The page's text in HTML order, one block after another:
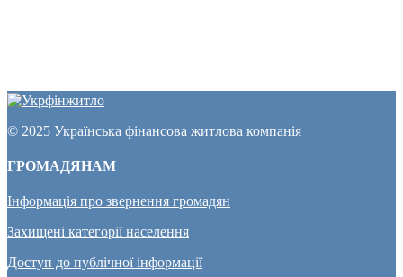
© 2025 Українська фінансова житлова компанія
ГРОМАДЯНАМ
Інформація про звернення громадян
Захищені категорії населення
Доступ до публічної інформації